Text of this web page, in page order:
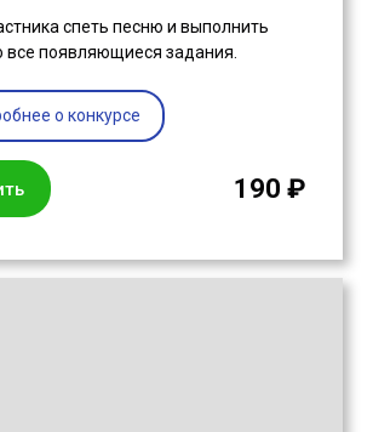
спеть песню и выполнить
все появляющиеся задания.
о конкурсе
190 ₽